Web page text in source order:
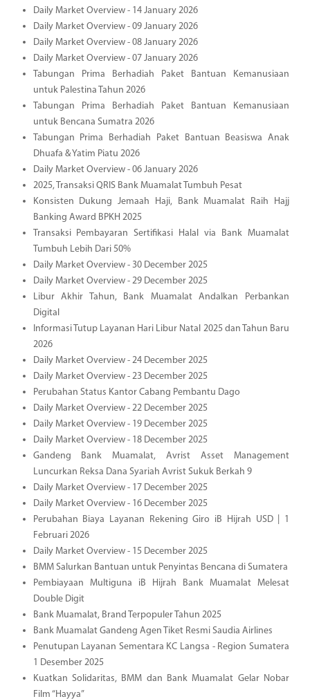
Daily Market Overview - 14 January 2026
Daily Market Overview - 09 January 2026
Daily Market Overview - 08 January 2026
Daily Market Overview - 07 January 2026
Tabungan Prima Berhadiah Paket Bantuan Kemanusiaan
untuk Palestina Tahun 2026
Tabungan Prima Berhadiah Paket Bantuan Kemanusiaan
untuk Bencana Sumatra 2026
Tabungan Prima Berhadiah Paket Bantuan Beasiswa Anak
Dhuafa & Yatim Piatu 2026
Daily Market Overview - 06 January 2026
2025, Transaksi QRIS Bank Muamalat Tumbuh Pesat
Konsisten Dukung Jemaah Haji, Bank Muamalat Raih Hajj
Banking Award BPKH 2025
Transaksi Pembayaran Sertifikasi Halal via Bank Muamalat
Tumbuh Lebih Dari 50%
Daily Market Overview - 30 December 2025
Daily Market Overview - 29 December 2025
Libur Akhir Tahun, Bank Muamalat Andalkan Perbankan
Digital
Informasi Tutup Layanan Hari Libur Natal 2025 dan Tahun Baru
2026
Daily Market Overview - 24 December 2025
Daily Market Overview - 23 December 2025
Perubahan Status Kantor Cabang Pembantu Dago
Daily Market Overview - 22 December 2025
Daily Market Overview - 19 December 2025
Daily Market Overview - 18 December 2025
Gandeng Bank Muamalat, Avrist Asset Management
Luncurkan Reksa Dana Syariah Avrist Sukuk Berkah 9
Daily Market Overview - 17 December 2025
Daily Market Overview - 16 December 2025
Perubahan Biaya Layanan Rekening Giro iB Hijrah USD | 1
Februari 2026
Daily Market Overview - 15 December 2025
BMM Salurkan Bantuan untuk Penyintas Bencana di Sumatera
Pembiayaan Multiguna iB Hijrah Bank Muamalat Melesat
Double Digit
Bank Muamalat, Brand Terpopuler Tahun 2025
Bank Muamalat Gandeng Agen Tiket Resmi Saudia Airlines
Penutupan Layanan Sementara KC Langsa - Region Sumatera
1 Desember 2025
Kuatkan Solidaritas, BMM dan Bank Muamalat Gelar Nobar
Film “Hayya”